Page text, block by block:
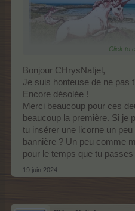
signature
Click to
Bonjour CHrysNatjel,
Je suis honteuse de ne pas
Encore désolée !
Merci beaucoup pour ces
beaucoup la première. Si je
tu insérer une licorne un
bannière ? Un peu comme
pour le temps que tu
19 juin 2024